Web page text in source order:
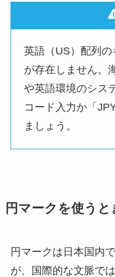
英語（US）配列
が存在しません。
や英語環境のシス
コード入力か「
ましょう。
円マークを使う
円マークは日本国内
が、国際的な文脈で